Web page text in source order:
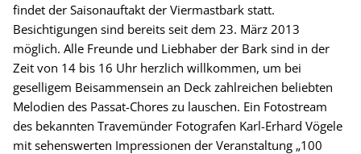
findet der Saisonauftakt der Viermastbark statt.
Besichtigungen sind bereits seit dem 23. März 2013
möglich. Alle Freunde und Liebhaber der Bark sind in der
Zeit von 14 bis 16 Uhr herzlich willkommen, um bei
geselligem Beisammensein an Deck zahlreichen beliebten
Melodien des Passat-Chores zu lauschen. Ein Fotostream
des bekannten Travemünder Fotografen Karl-Erhard Vögele
mit sehenswerten Impressionen der Veranstaltung „100